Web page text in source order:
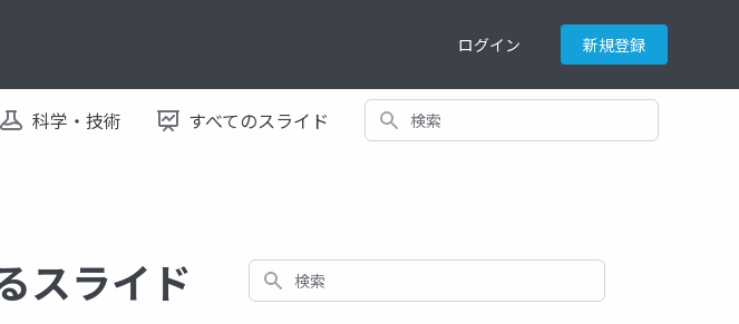
ログイン 新規登録
科学・技術 すべてのスライド 検索
スライド 検索